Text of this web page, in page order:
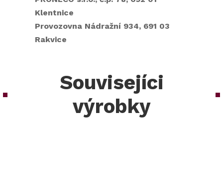
Klentnice
Provozovna Nádražní 934, 691 03
Rakvice
Souvisejíci
výrobky